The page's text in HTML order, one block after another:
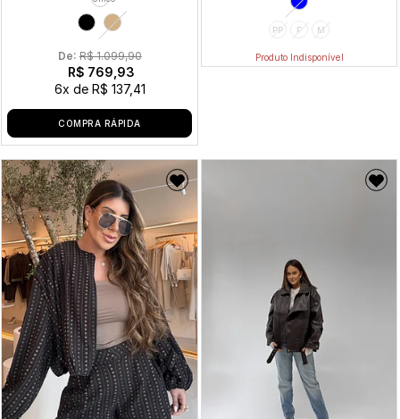
De: R$ 1.099,90
R$ 769,93
6x de R$ 137,41
COMPRA RÁPIDA
PP P M
Produto Indisponível